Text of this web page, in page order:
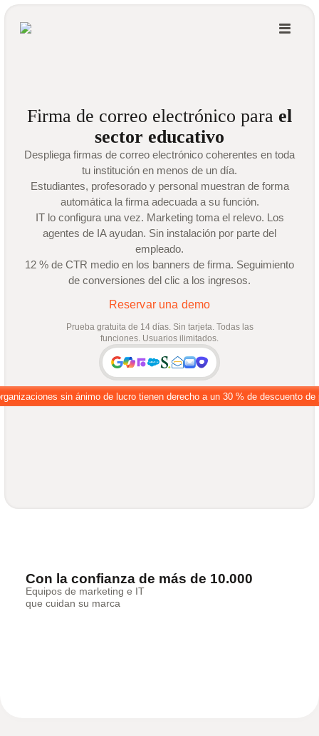
Firma de correo electrónico para el
sector educativo
Despliega firmas de correo electrónico coherentes en toda
tu institución en menos de un día.
Estudiantes, profesorado y personal muestran de forma
automática la firma adecuada a su función.
IT lo configura una vez. Marketing toma el relevo. Los
agentes de IA ayudan. Sin instalación por parte del
empleado.
12 % de CTR medio en los banners de firma. Seguimiento
de conversiones del clic a los ingresos.
Reservar una demo
Prueba gratuita de 14 días. Sin tarjeta. Todas las
funciones. Usuarios ilimitados.
sin ánimo de lucro tienen derecho a un 30 % de descuento de
Con la confianza de más de 10.000
Equipos de marketing e IT
que cuidan su marca